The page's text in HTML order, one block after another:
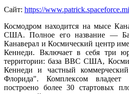
Сайт: https://
Космодром находится на мысе
США. Полное его название —
Канаверал и Космический центр
Кеннеди. Включает в себя три
территории: база ВВС США,
Кеннеди и частный
Флорида". Комплексом
построено более 30 стартовых